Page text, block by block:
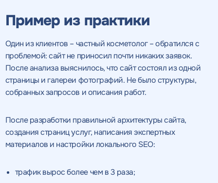
Пример из практики
Один из клиентов – частный косметолог – обратился с
проблемой: сайт не приносил почти никаких заявок.
После анализа выяснилось, что сайт состоял из одной
страницы и галереи фотографий. Не было структуры,
собранных запросов и описания работ.
После разработки правильной архитектуры сайта,
создания страниц услуг, написания экспертных
материалов и настройки локального SEO:
трафик вырос более чем в 3 раза;